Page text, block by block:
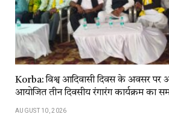
Korba: विश्व आदिवासी दिवस के अवसर पर
आयोजित तीन दिवसीय रंगारंग कार्यक्रम का
AUGUST 10, 2026